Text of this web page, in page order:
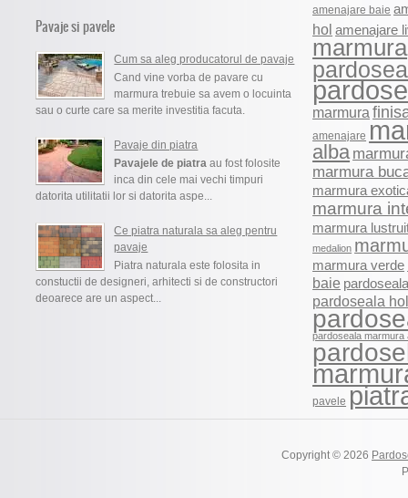
Pavaje si pavele
Cum sa aleg producatorul de pavaje
Cand vine vorba de pavare cu
marmura trebuie sa avem o locuinta
sau o curte care sa merite investitia facuta.
Pavaje din piatra
Pavajele de piatra au fost folosite
inca din cele mai vechi timpuri
datorita utilitatii lor si datorita aspe...
Ce piatra naturala sa aleg pentru
pavaje
Piatra naturala este folosita in
constuctii de designeri, arhitecti si de constructori
deoarece are un aspect...
amenajare baie
hol amenajare
marmura
marmura
amenajare
alba
marmura
marmura
marmura
marmura
medalion
marmura verde
baie
pardoseala
pardoseala marmura
pavele
Copyright © 2026